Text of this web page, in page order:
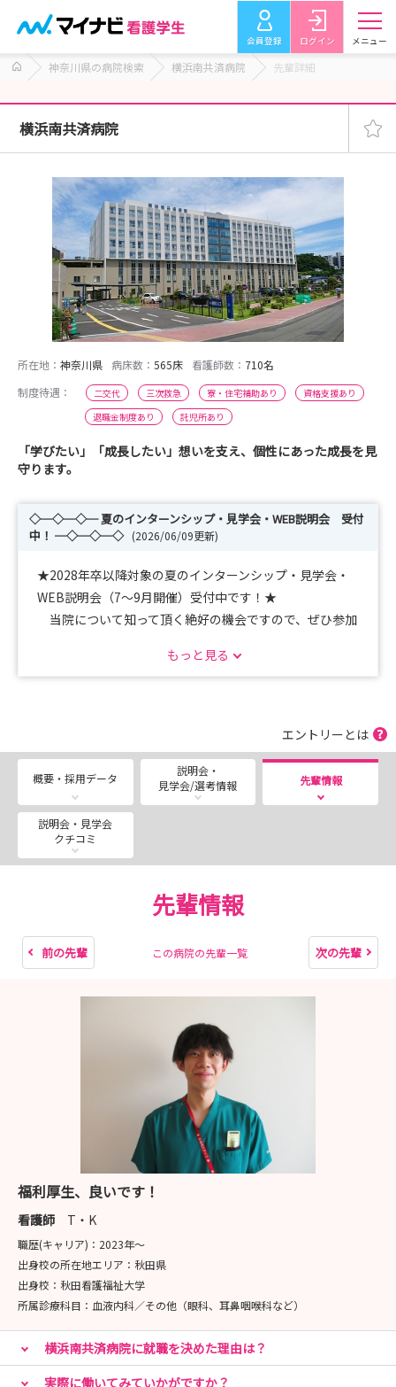
会員登録 ログイン メニュー
神奈川県の病院検索 横浜南共済病院 先輩詳細
横浜南共済病院
所在地： 神奈川県 病床数： 565床 看護師数： 710名
制度待遇：
二交代 三次救急 寮・住宅補助あり
資格支援あり
退職金制度あり
託児所あり
「学びたい」「成長したい」想いを支え、個性にあった成長を見
守ります。
◇─◇─◇─ 夏のインターンシップ・見学会・WEB説明会 受付
中！ ─◇─◇─◇ (2026/06/09更新)
★2028年卒以降対象の夏のインターンシップ・見学会・
WEB説明会（7～9月開催）受付中です！★
当院について知って頂く絶好の機会ですので、ぜひ参加
★マイナビ看護学生就職セミナー【横浜会場】7月12日
☆2027年卒向け採用試験は応募者多数にて終了いたしま
した。
沢山の方にご応募いただき、誠にありがとうございまし
た！
もっと見る
エントリーとは
概要・採用データ
説明会・
見学会/選考情報
先輩情報
説明会・見学会
クチコミ
先輩情報
前の先輩 この病院の先輩一覧 次の先輩
福利厚生、良いです！
看護師 T・K
職歴(キャリア)： 2023年〜
出身校の所在地エリア： 秋田県
出身校： 秋田看護福祉大学
所属診療科目： 血液内科／その他（眼科、耳鼻咽喉科など）
横浜南共済病院に就職を決めた理由は？
実際に働いてみていかがですか？